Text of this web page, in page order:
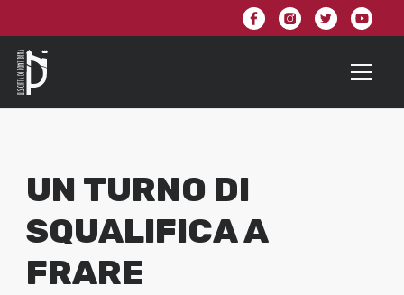
UN TURNO DI
SQUALIFICA A
FRARE